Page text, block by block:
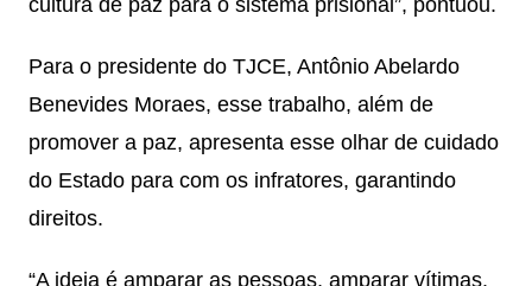
cultura de paz para o sistema prisional”, pontuou.
Para o presidente do TJCE, Antônio Abelardo
Benevides Moraes, esse trabalho, além de
promover a paz, apresenta esse olhar de cuidado
do Estado para com os infratores, garantindo
direitos.
“A ideia é amparar as pessoas, amparar vítimas.